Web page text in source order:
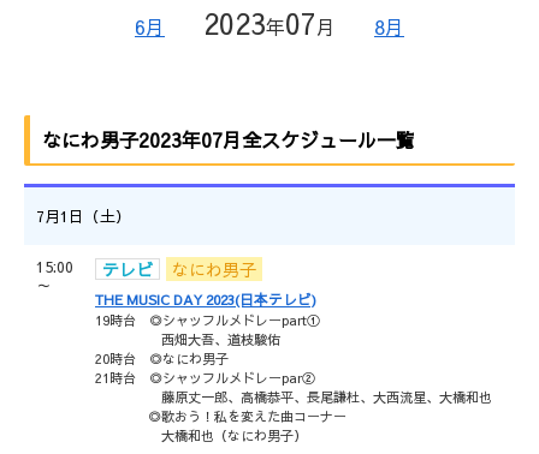
6月 2023年07月 8月
なにわ男子2023年07月全スケジュール一覧
7月1日（土）
15:00
～
テレビ なにわ男子
THE MUSIC DAY 2023(日本テレビ)
19時台 ◎シャッフルメドレーpart①
西畑大吾、道枝駿佑
20時台 ◎なにわ男子
21時台 ◎シャッフルメドレーpar②
藤原丈一郎、高橋恭平、長尾謙杜、大西流星、大橋和也
◎歌おう！私を変えた曲コーナー
大橋和也（なにわ男子）